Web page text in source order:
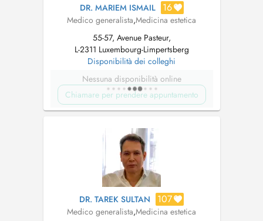
DR. MARIEM ISMAIL 16
Medico generalista,Medicina estetica
55-57, Avenue Pasteur,
L-2311 Luxembourg-Limpertsberg
Disponibilità dei colleghi
Nessuna disponibilità online
Chiamare per prendere appuntamento
DR. TAREK SULTAN 107
Medico generalista,Medicina estetica